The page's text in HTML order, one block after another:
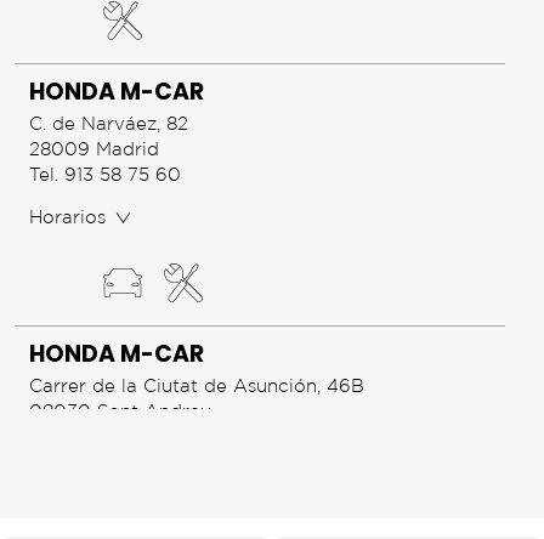
HONDA M-CAR
C. de Narváez, 82
28009 Madrid
Tel. 913 58 75 60
Horarios
HONDA M-CAR
Carrer de la Ciutat de Asunción, 46B
08030 Sant Andreu